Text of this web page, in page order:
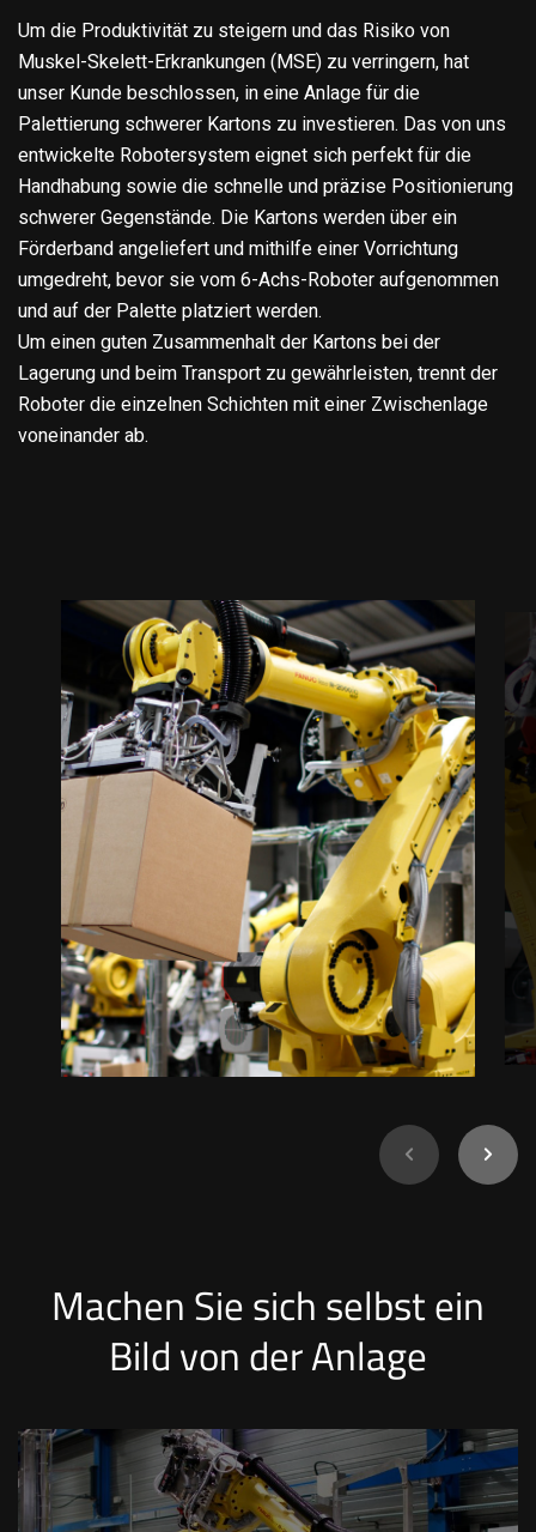
Um die Produktivität zu steigern und das Risiko von
Muskel-Skelett-Erkrankungen (MSE) zu verringern, hat
unser Kunde beschlossen, in eine Anlage für die
Palettierung schwerer Kartons zu investieren. Das von uns
entwickelte Robotersystem eignet sich perfekt für die
Handhabung sowie die schnelle und präzise Positionierung
schwerer Gegenstände. Die Kartons werden über ein
Förderband angeliefert und mithilfe einer Vorrichtung
umgedreht, bevor sie vom 6-Achs-Roboter aufgenommen
und auf der Palette platziert werden.
Um einen guten Zusammenhalt der Kartons bei der
Lagerung und beim Transport zu gewährleisten, trennt der
Roboter die einzelnen Schichten mit einer Zwischenlage
voneinander ab.
Machen Sie sich selbst ein
Bild von der Anlage